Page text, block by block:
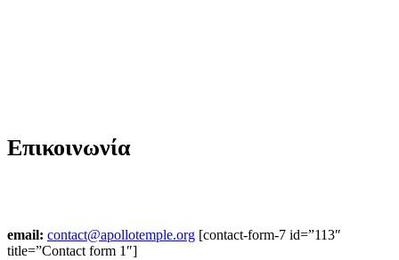
Επικοινωνία
email: contact@apollotemple.org [contact-form-7 id=”113″
title=”Contact form 1″]